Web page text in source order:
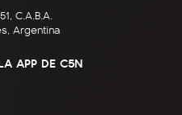
C.A.B.A.
Argentina
APP DE C5N